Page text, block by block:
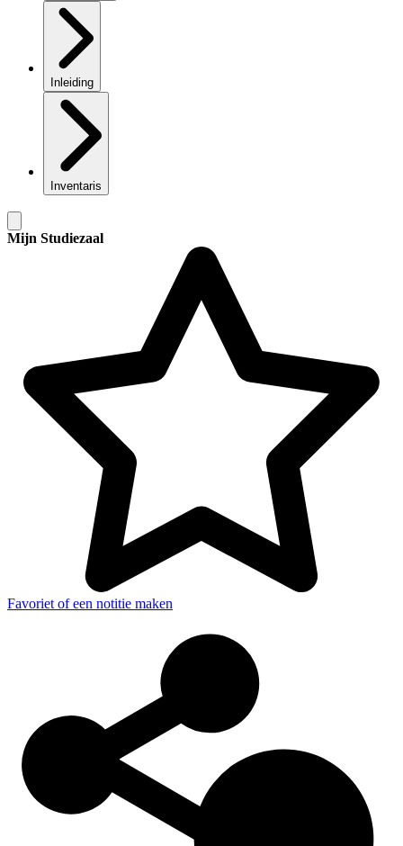
Inleiding
Inventaris
Mijn Studiezaal
Favoriet of een notitie maken